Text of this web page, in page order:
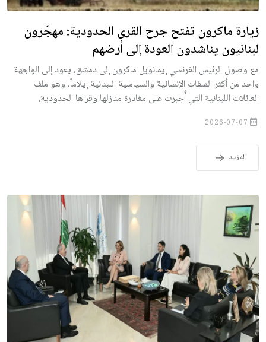
زيارة ماكرون تفتح جرح القرى الحدودية: مهجّرون
لبنانيون يناشدون العودة إلى أرضهم
مع وصول الرئيس الفرنسي إيمانويل ماكرون إلى دمشق، يعود إلى الواجهة
واحد من أكثر الملفات الإنسانية والسياسية اللبنانية إيلاماً، وهو ملف
العائلات اللبنانية التي أُجبرت على مغادرة منازلها وقراها الحدودية.
2026-07-07
المزيد